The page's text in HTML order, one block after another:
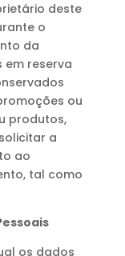
deste
o
da
em reserva
ou
produtos,
a
ao
tal como
os dados